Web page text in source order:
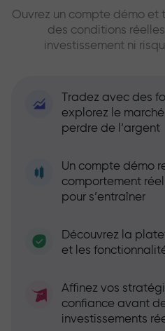
Ouvrez un compte démo
des conditions
investissement ni
Tradez avec des
explorez le
perdre de l’argent
Un compte démo
comportement
pour s’entraîner
Découvrez la
et les
Affinez vos
confiance avant
investissements